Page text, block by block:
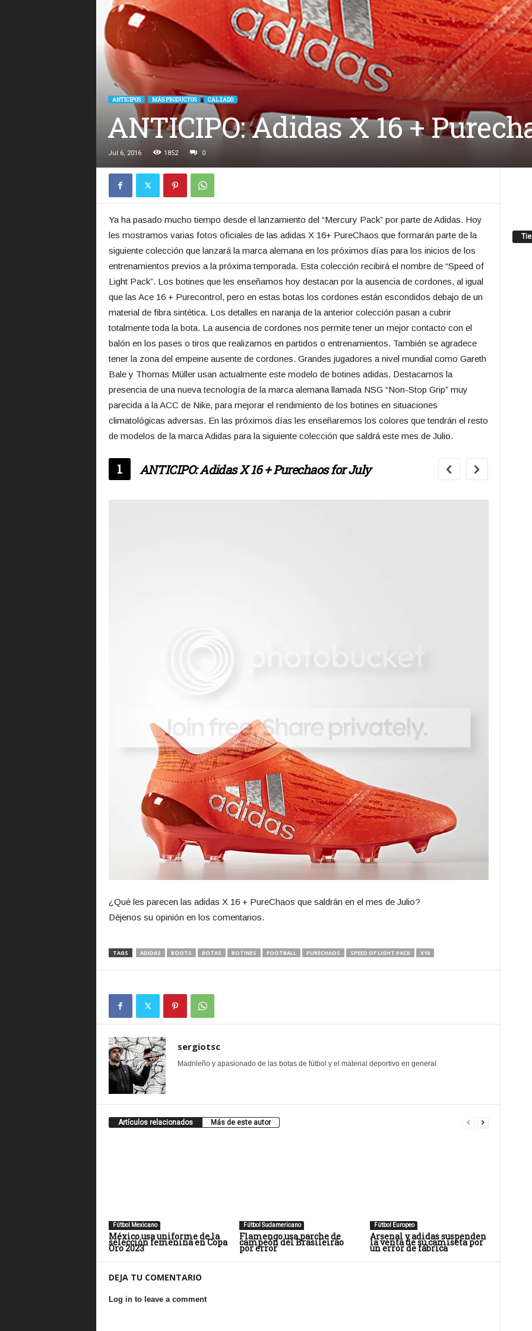
ANTICIPOS MÁS PRODUCTOS CALZADO
ANTICIPO: Adidas X 16 +
Jul 6, 2016 1852 0
Ya ha pasado mucho tiempo desde el lanzamiento del “Mercury Pack” por parte de Adidas. Hoy
les mostramos varias fotos oficiales de las adidas X 16+ PureChaos que formarán parte de la
siguiente colección que lanzará la marca alemana en los próximos días para los inicios de los
entrenamientos previos a la próxima temporada. Esta colección recibirá el nombre de “Speed of
Light Pack”. Los botines que les enseñamos hoy destacan por la ausencia de cordones, al igual
que las Ace 16 + Purecontrol, pero en estas botas los cordones están escondidos debajo de un
material de fibra sintética. Los detalles en naranja de la anterior colección pasan a cubrir
totalmente toda la bota. La ausencia de cordones nos permite tener un mejor contacto con el
balón en los pases o tiros que realizamos en partidos o entrenamientos. También se agradece
tener la zona del empeine ausente de cordones. Grandes jugadores a nivel mundial como Gareth
Bale y Thomas Müller usan actualmente este modelo de botines adidas. Destacamos la
presencia de una nueva tecnología de la marca alemana llamada NSG “Non-Stop Grip” muy
parecida a la ACC de Nike, para mejorar el rendimiento de los botines en situaciones
climatológicas adversas. En las próximos días les enseñaremos los colores que tendrán el resto
de modelos de la marca Adidas para la siguiente colección que saldrá este mes de Julio.
1 ANTICIPO: Adidas X 16 + Purechaos for July
¿Qué les parecen las adidas X 16 + PureChaos que saldrán en el mes de Julio?
Déjenos su opinión en los comentarios.
TAGS ADIDAS BOOTS BOTAS BOTINES FOOTBALL PURECHAOS SPEED OF LIGHT PACK X16
sergiotsc
Madrileño y apasionado de las botas de fútbol y el material deportivo en general.
Artículos relacionados Más de este autor
Fútbol Mexicano
México usa uniforme de la
selección femenina en Copa
Oro 2023
Fútbol Sudamericano
Flamengo usa parche de
campeón del Brasileirão
por error
Fútbol Europeo
Arsenal y adidas suspenden
la venta de su camiseta por
un error de fábrica
DEJA TU COMENTARIO
Log in to leave a comment